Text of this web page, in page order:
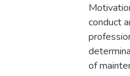
conduct
of